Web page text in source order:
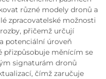
různé modely dronů a
zpracovatelské možnosti
přičemž určují
potenciální úroveň
přizpůsobuje měnícím se
signaturám dronů
čímž zaručuje